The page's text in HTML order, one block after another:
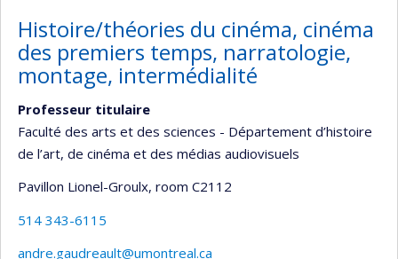
Histoire/théories du cinéma, cinéma
des premiers temps, narratologie,
montage, intermédialité
Professeur titulaire
Faculté des arts et des sciences - Département d’histoire
de l’art, de cinéma et des médias audiovisuels
Pavillon Lionel-Groulx, room C2112
514 343-6115
andre.gaudreault@umontreal.ca